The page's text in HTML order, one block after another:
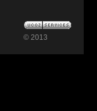
© 2013